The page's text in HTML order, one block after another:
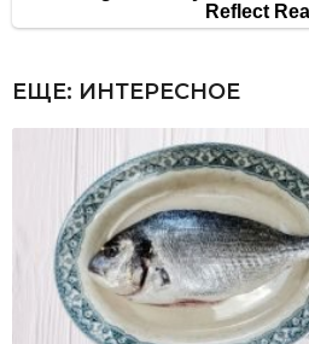
ЕЩЕ: ИНТЕРЕСНОЕ